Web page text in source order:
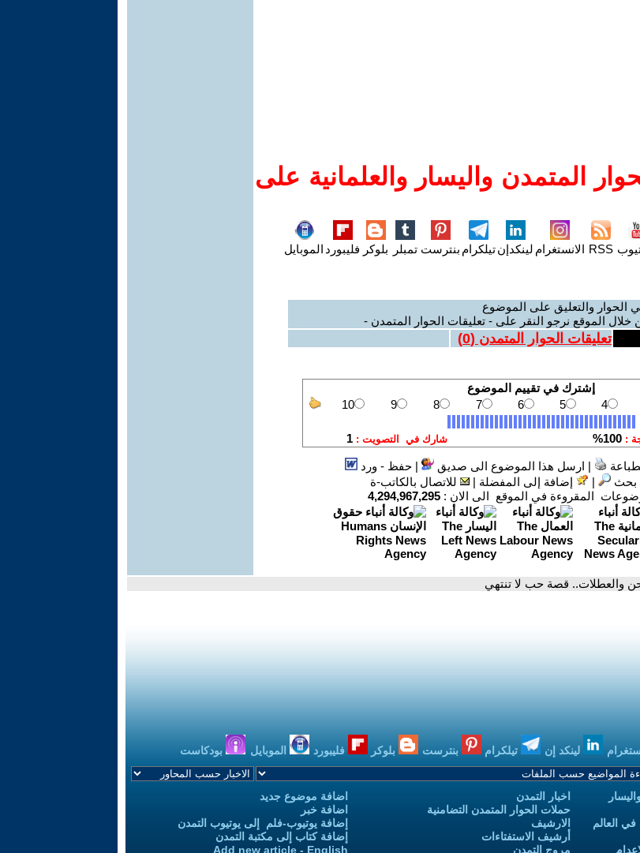
المتمدن واليسار والعلمانية على
RSS الانستغرام لينكدإنتيلكرام بنترست تمبلر بلوكر فليبورد الموبايل
الحوار والتعليق على الموضوع
خلال الموقع نرجو النقر على - تعليقات الحوار المتمدن -
تعليقات الحوار المتمدن (0
)
| ارسل هذا الموضوع الى صديق |حفظ - ورد
بحث | إضافة إلى المفضلة |
للاتصال بالكاتب-ة
المقروءة في الموقع الى الان : 4,294,967,295
والعطلات.. قصة حب لا تنتهي
لينكد إن تيلكرام بنترست بلوكر فليبورد الموبايل بودكاست
في العالم
اخبار التمدن
حملات الحوار المتمدن التضامنية
الارشيف
أرشيف الاستفتاءات
مروج التمدن
اضافة موضوع جديد
اضافة خبر
إضافة يوتيوب-فلم إلى يوتيوب التمدن
إضافة كتاب إلى مكتبة التمدن
Add new article - English